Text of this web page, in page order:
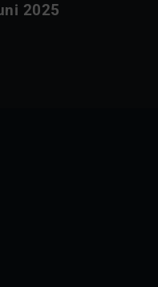
2025